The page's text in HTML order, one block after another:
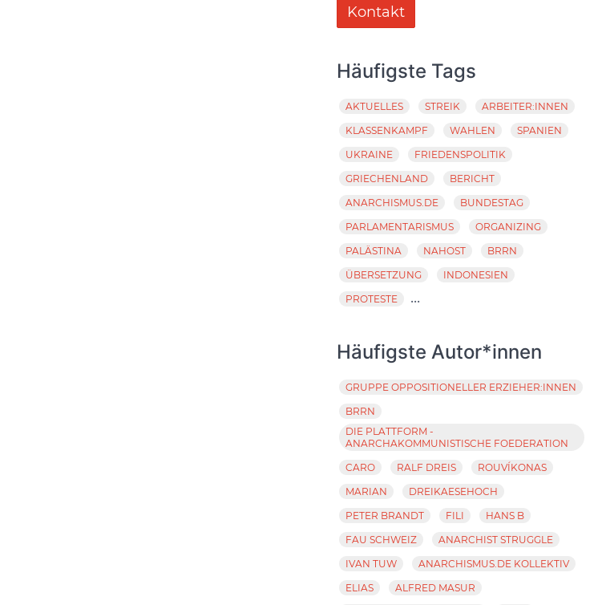
Kontakt
Häufigste Tags
AKTUELLES STREIK
ARBEITER:INNEN
KLASSENKAMPF
WAHLEN
SPANIEN
UKRAINE
FRIEDENSPOLITIK
GRIECHENLAND
BERICHT
ANARCHISMUS.DE
BUNDESTAG
PARLAMENTARISMUS
ORGANIZING
PALÄSTINA
NAHOST
BRRN
ÜBERSETZUNG
INDONESIEN
PROTESTE
...
Häufigste Autor*innen
GRUPPE OPPOSITIONELLER ERZIEHER:INNEN
BRRN
DIE PLATTFORM -
ANARCHAKOMMUNISTISCHE FOEDERATION
CARO
RALF DREIS
ROUVÍKONAS
MARIAN
DREIKAESEHOCH
PETER BRANDT
FILI
HANS B
FAU SCHWEIZ
ANARCHIST STRUGGLE
IVAN TUW
ANARCHISMUS.DE KOLLEKTIV
ELIAS
ALFRED MASUR